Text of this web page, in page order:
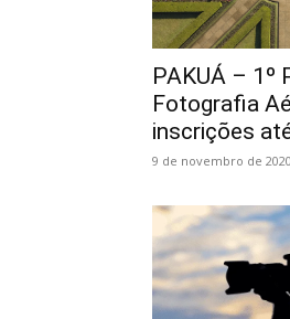
PAKUÁ – 1º
Fotografia
inscrições
9 de novembro de 2020